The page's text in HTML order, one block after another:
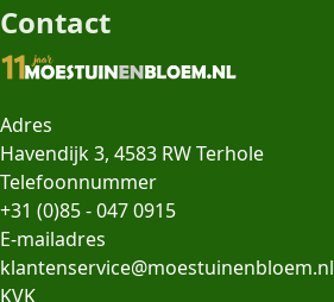
Contact
Adres
Havendijk 3, 4583 RW Terhole
Telefoonnummer
+31 (0)85 - 047 0915
E-mailadres
klantenservice@moestuinenbloem.nl
KVK